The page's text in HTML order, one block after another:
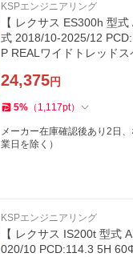
KSPエンジニアリング
【 レクサス ES300h 型
式 2018/10-2025/12
P REALワイドトレッド
24,375円
5% （ 1,117pt）
メーカー在庫確認後あり2日
業日を除く）
KSPエンジニアリング
【 レクサス IS200t 型式
020/10 PCD:114.3 5H